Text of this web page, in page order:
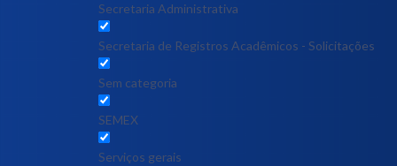
Secretaria Administrativa
Secretaria de Registros Acadêmicos - Solicitações
Sem categoria
SEMEX
Serviços gerais